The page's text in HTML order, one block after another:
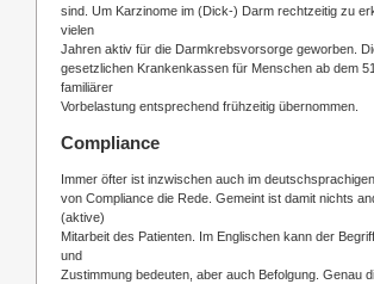
sind. Um Karzinome im (Dick-) Darm rechtzeitig zu
vielen
Jahren aktiv für die Darmkrebsvorsorge geworben.
gesetzlichen Krankenkassen für Menschen ab dem
familiärer
Vorbelastung entsprechend frühzeitig übernommen.
Compliance
Immer öfter ist inzwischen auch im
von Compliance die Rede. Gemeint ist damit nichts
(aktive)
Mitarbeit des Patienten. Im Englischen kann der
und
Zustimmung bedeuten, aber auch Befolgung. Genau